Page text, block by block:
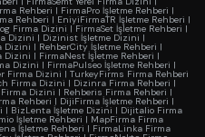
Rehberi | FirmaPro İşletme Rehberi |
Rehberi | EniyiFirmaTR İşletme Rehberi |
Firma Dizini |FirmaSet İşletme Rehberi |
Dizini | Dizinist İşletme Dizini |
Dizini | RehberCity İşletme Rehberi |
Dizini | FirmaNest İşletme Rehberi |
Dizini | FirmaPulseo İşletme Rehberi |
Firma Dizini | TurkeyFirms Firma Rehberi
Firma Dizini | Dizinra Firma Rehberi |
Dizini | Rehberis Firma Rehberi |
Rehberi | DijiFirma İşletme Rehberi |
| BizLenta İşletme Dizini | Dijitalio Firma
İşletme Rehberi | MapFirma Firma
İşletme Rehberi | FirmaLinka Firma